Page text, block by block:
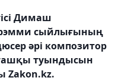
Димаш
сыйлығының
әрі композитор
туындысын
Zakon.kz.